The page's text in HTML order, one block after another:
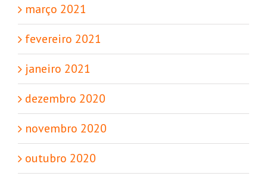
março 2021
fevereiro 2021
janeiro 2021
dezembro 2020
novembro 2020
outubro 2020